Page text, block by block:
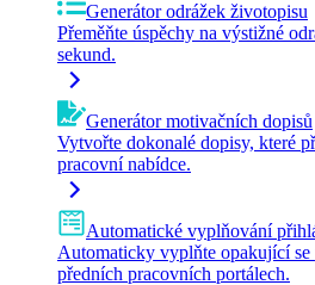
Generátor odrážek životopisu
Přeměňte úspěchy na výstižné
sekund.
Generátor motivačních dopisů
Vytvořte dokonalé dopisy, které
pracovní nabídce.
Automatické vyplňování
Automaticky vyplňte opakující se
předních pracovních portálech.